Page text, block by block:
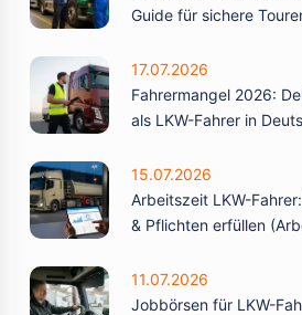
Guide für sichere
17.07.2026
Fahrermangel 2026:
als LKW-Fahrer in
15.07.2026
Arbeitszeit LKW-
& Pflichten erfüllen
11.07.2026
Jobbörsen für LKW-